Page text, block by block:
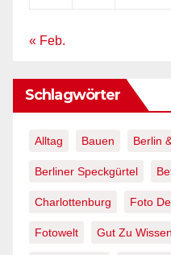
« Feb.
Schlagwörter
Alltag Bauen Berlin
Berliner Speckgürtel
Charlottenburg Foto
Fotowelt Gut Zu Wissen